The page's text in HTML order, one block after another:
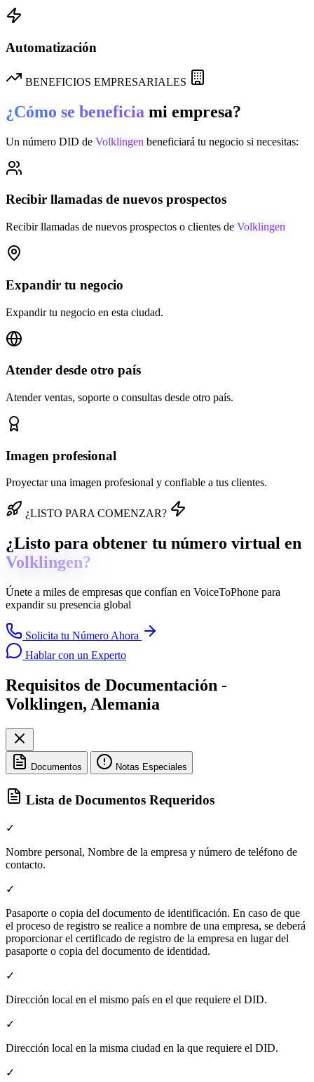
Automatización
BENEFICIOS EMPRESARIALES
¿Cómo se beneficia mi empresa?
Un número DID de Volklingen beneficiará tu negocio si necesitas:
Recibir llamadas de nuevos prospectos
Recibir llamadas de nuevos prospectos o clientes de Volklingen
Expandir tu negocio
Expandir tu negocio en esta ciudad.
Atender desde otro país
Atender ventas, soporte o consultas desde otro país.
Imagen profesional
Proyectar una imagen profesional y confiable a tus clientes.
¿LISTO PARA COMENZAR?
¿Listo para obtener tu número virtual en
Volklingen?
Únete a miles de empresas que confían en VoiceToPhone para
expandir su presencia global
Solicita tu Número Ahora
Hablar con un Experto
Requisitos de Documentación -
Volklingen, Alemania
Documentos Notas Especiales
Lista de Documentos Requeridos
✓
Nombre personal, Nombre de la empresa y número de teléfono de
contacto.
✓
Pasaporte o copia del documento de identificación. En caso de que
el proceso de registro se realice a nombre de una empresa, se deberá
proporcionar el certificado de registro de la empresa en lugar del
pasaporte o copia del documento de identidad.
✓
Dirección local en el mismo país en el que requiere el DID.
✓
Dirección local en la misma ciudad en la que requiere el DID.
✓